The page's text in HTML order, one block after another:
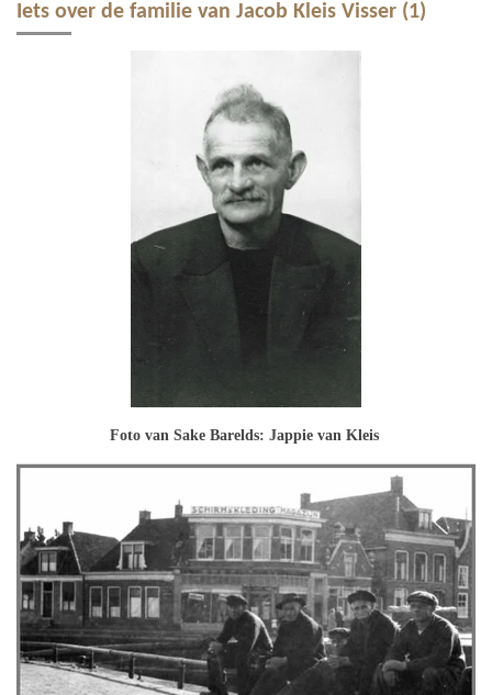
Iets over de familie van Jacob Kleis Visser (1)
Foto van Sake Barelds: Jappie van Kleis